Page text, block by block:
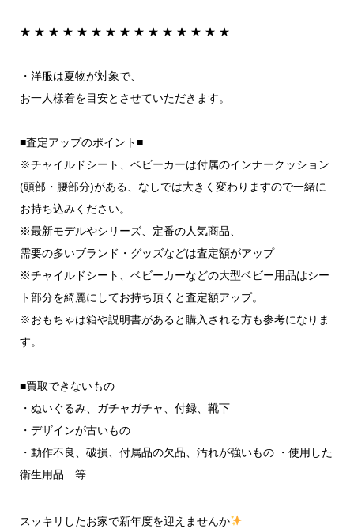
★ ★ ★ ★ ★ ★ ★ ★ ︎★ ★ ★ ★ ★ ★ ★
・洋服は夏物が対象で、
お一人様着を目安とさせていただきます。
⁡■査定アップのポイント■
※チャイルドシート、ベビーカーは付属のインナークッション
(頭部・腰部分)がある、なしでは大きく変わりますので一緒に
お持ち込みください。
※最新モデルやシリーズ、定番の人気商品、
需要の多いブランド・グッズなどは査定額がアップ
※チャイルドシート、ベビーカーなどの大型ベビー用品はシー
ト部分を綺麗にしてお持ち頂くと査定額アップ。
※おもちゃは箱や説明書があると購入される方も参考になりま
す。
■買取できないもの
・ぬいぐるみ、ガチャガチャ、付録、靴下
・デザインが古いもの
・動作不良、破損、付属品の欠品、汚れが強いもの ・使用した
衛生用品 等
スッキリしたお家で新年度を迎えませんか